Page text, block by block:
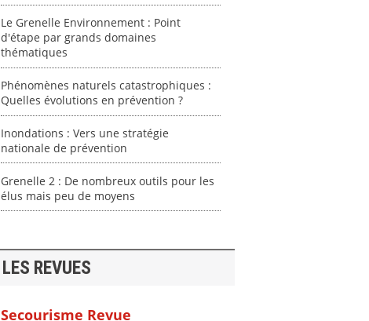
Le Grenelle Environnement : Point
d'étape par grands domaines
thématiques
Phénomènes naturels catastrophiques :
Quelles évolutions en prévention ?
Inondations : Vers une stratégie
nationale de prévention
Grenelle 2 : De nombreux outils pour les
élus mais peu de moyens
LES REVUES
Secourisme Revue